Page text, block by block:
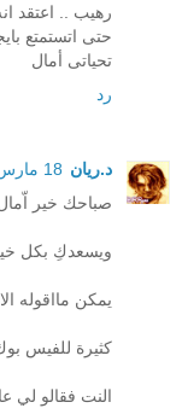
رهيب .. اعتقد
حتى اتستمتع
تحياتى أمال
رد
د.ريان 18 مارس, 2011 02:37
صباحك خير
ويسعدكِ بكل
يمكن مااقوله
كثيرة للفيس
النت فقالو لي